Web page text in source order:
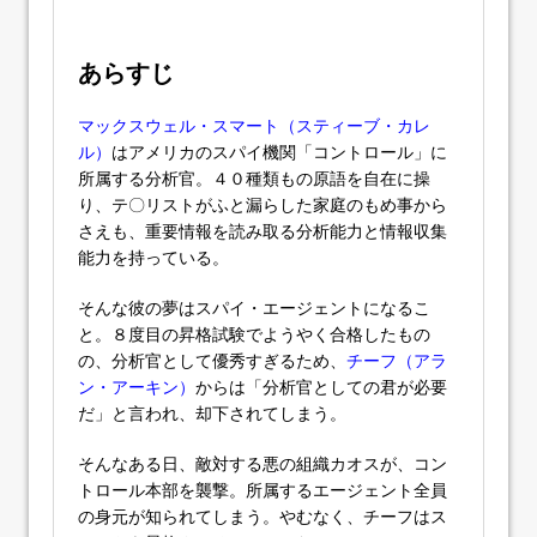
あらすじ
マックスウェル・スマート（スティーブ・カレ
ル） はアメリカのスパイ機関「コントロール」に
所属する分析官。４０種類もの原語を自在に操
り、テ〇リストがふと漏らした家庭のもめ事から
さえも、重要情報を読み取る分析能力と情報収集
能力を持っている。
そんな彼の夢はスパイ・エージェントになるこ
と。８度目の昇格試験でようやく合格したもの
の、分析官として優秀すぎるため、 チーフ（アラ
ン・アーキン） からは「分析官としての君が必要
だ」と言われ、却下されてしまう。
そんなある日、敵対する悪の組織カオスが、コン
トロール本部を襲撃。所属するエージェント全員
の身元が知られてしまう。やむなく、チーフはス